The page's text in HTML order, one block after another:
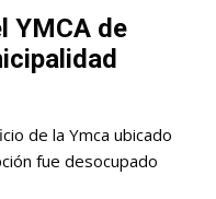
YMCA de
de la Ymca ubicado
fue desocupado